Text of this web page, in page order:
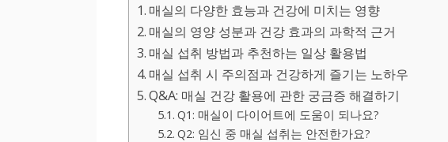
매실의 다양한 효능과 건강에 미치는 영향
매실의 영양 성분과 건강 효과의 과학적 근거
매실 섭취 방법과 추천하는 일상 활용법
매실 섭취 시 주의점과 건강하게 즐기는 노하우
Q&A: 매실 건강 활용에 관한 궁금증 해결하기
Q1: 매실이 다이어트에 도움이 되나요?
Q2: 임신 중 매실 섭취는 안전한가요?